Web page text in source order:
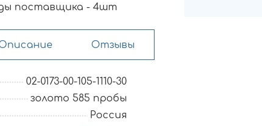
поставщика - 4шт
Отзывы
02-0173-00-105-1110-30
золото 585 пробы
Россия